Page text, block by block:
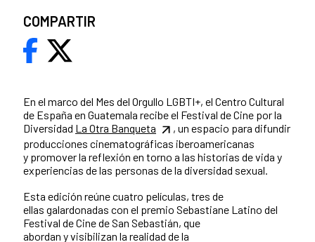
En el marco del Mes del Orgullo LGBTI+, el Centro Cultural
de España en Guatemala recibe el Festival de Cine por la
Diversidad La Otra Banqueta
, un espacio para difundir
producciones cinematográficas iberoamericanas
y promover la reflexión en torno a las historias de vida y
experiencias de las personas de la diversidad sexual.
Esta edición reúne cuatro películas, tres de
ellas galardonadas con el premio Sebastiane Latino del
Festival de Cine de San Sebastián, que
abordan y visibilizan la realidad de la
COMPARTIR